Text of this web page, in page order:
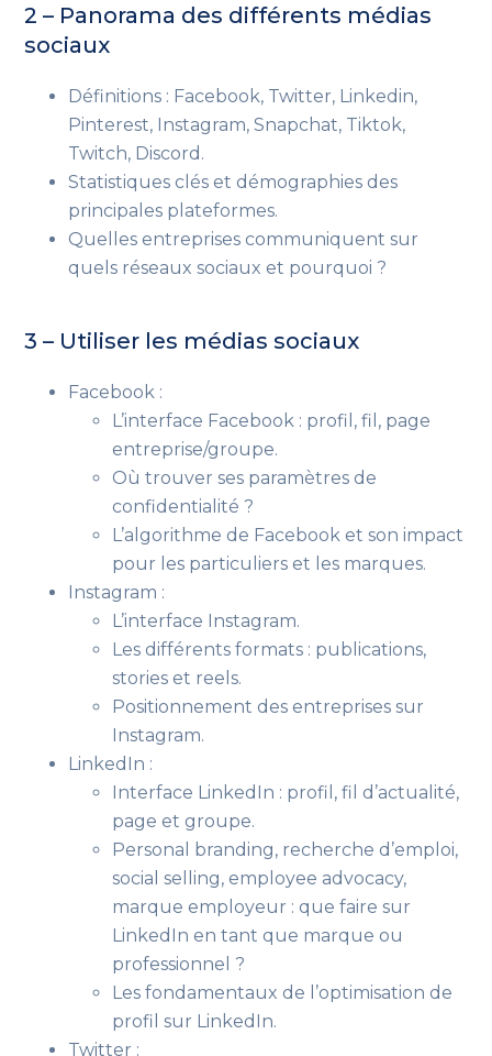
2 – Panorama des différents médias
sociaux
Définitions : Facebook, Twitter, Linkedin,
Pinterest, Instagram, Snapchat, Tiktok,
Twitch, Discord.
Statistiques clés et démographies des
principales plateformes.
Quelles entreprises communiquent sur
quels réseaux sociaux et pourquoi ?
3 – Utiliser les médias sociaux
Facebook :
L’interface Facebook : profil, fil, page
entreprise/groupe.
Où trouver ses paramètres de
confidentialité ?
L’algorithme de Facebook et son impact
pour les particuliers et les marques.
Instagram :
L’interface Instagram.
Les différents formats : publications,
stories et reels.
Positionnement des entreprises sur
Instagram.
LinkedIn :
Interface LinkedIn : profil, fil d’actualité,
page et groupe.
Personal branding, recherche d’emploi,
social selling, employee advocacy,
marque employeur : que faire sur
LinkedIn en tant que marque ou
professionnel ?
Les fondamentaux de l’optimisation de
profil sur LinkedIn.
Twitter :